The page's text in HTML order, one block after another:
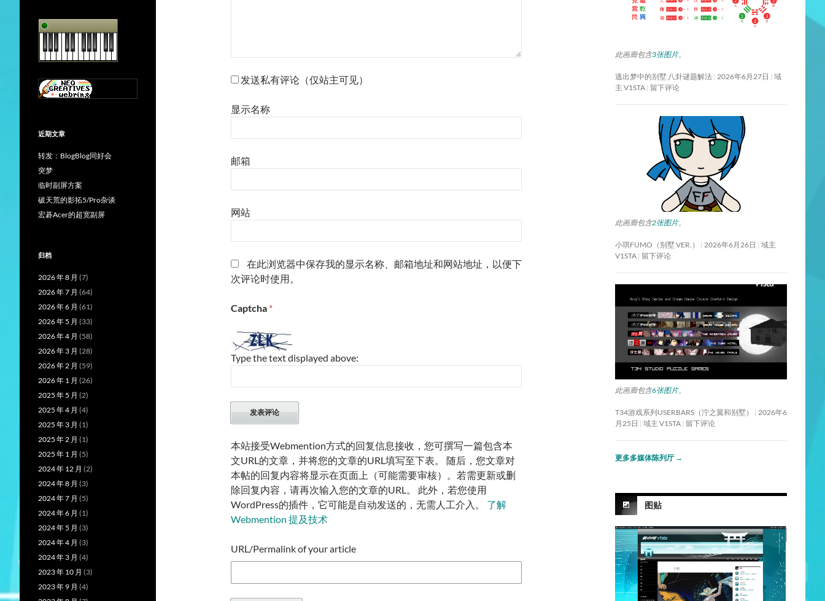
发送私有评论（仅站主可见）
显示名称
邮箱
网站
在此浏览器中保存我的显示名称、邮箱地址和网站地址，以便下
次评论时使用。
Captcha *
Type the text displayed above:
本站接受Webmention方式的回复信息接收，您可撰写一篇包含本
文URL的文章，并将您的文章的URL填写至下表。 随后，您文章对
本帖的回复内容将显示在页面上（可能需要审核）。若需更新或删
除回复内容，请再次输入您的文章的URL。 此外，若您使用
WordPress的插件，它可能是自动发送的，无需人工介入。 了解
Webmention 提及技术
URL/Permalink of your article
此画廊包含3张图片。
逃出梦中的别墅 八卦谜题解法 2026年6月27日
域
主 V1STA 留下评论
此画廊包含2张图片。
小琪FUMO（别墅 VER.） 2026年6月26日
域主
V1STA 留下评论
此画廊包含6张图片。
T34游戏系列USERBARS（泞之翼和别墅）
2026年6
月25日
域主 V1STA 留下评论
更多多媒体陈列厅 →
图贴
近期文章
转发：BlogBlog同好会
突梦
临时副屏方案
破天荒的影拓5/Pro杂谈
宏碁Acer的超宽副屏
归档
2026 年 8 月 (7)
2026 年 7 月 (64)
2026 年 6 月 (61)
2026 年 5 月 (33)
2026 年 4 月 (58)
2026 年 3 月 (28)
2026 年 2 月 (59)
2026 年 1 月 (26)
2025 年 5 月 (2)
2025 年 4 月 (4)
2025 年 3 月 (1)
2025 年 2 月 (1)
2025 年 1 月 (5)
2024 年 12 月 (2)
2024 年 8 月 (3)
2024 年 7 月 (5)
2024 年 6 月 (1)
2024 年 5 月 (3)
2024 年 4 月 (3)
2024 年 3 月 (4)
2023 年 10 月 (3)
2023 年 9 月 (4)